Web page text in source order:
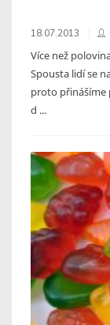
18.07.2013
Více než
Spousta lidí se
proto přinášíme
d ...